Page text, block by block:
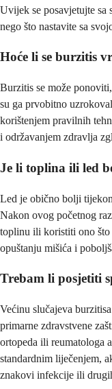
Uvijek se posavjetujte
nego što nastavite sa
Hoće li se burzitis
Burzitis se može
su ga prvobitno
korištenjem pravilnih
i održavanjem zdravlja
Je li toplina ili led
Led je obično bolji
Nakon ovog početnog
toplinu ili koristiti ono što
opuštanju mišića i
Trebam li posjetiti
Većinu slučajeva
primarne zdravstvene
ortopeda ili reumatologa
standardnim liječenjem,
znakovi infekcije ili